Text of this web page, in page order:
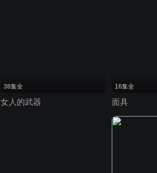
38集全
女人的武器
16集全
面具